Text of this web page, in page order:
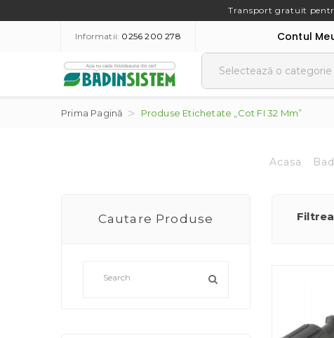
Transport gratuit
Informatii: 0256 200 278 Contul
Prima Pagină Produse Etichetate „cot FI 32 Mm”
Acasa
Cautare Produse